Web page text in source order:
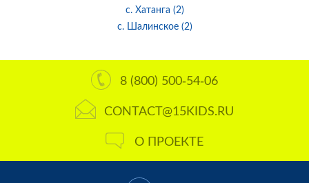
с. Хатанга (2)
с. Шалинское (2)
8 (800) 500-54-06
CONTACT@15KIDS.RU
О ПРОЕКТЕ